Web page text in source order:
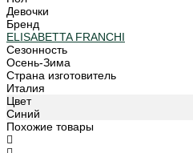
Девочки
Бренд
ELISABETTA FRANCHI
Сезонность
Осень-Зима
Страна изготовитель
Италия
Цвет
Синий
Похожие товары